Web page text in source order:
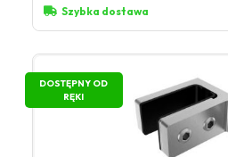
Szybka dostawa
DOSTĘPNY OD
RĘKI